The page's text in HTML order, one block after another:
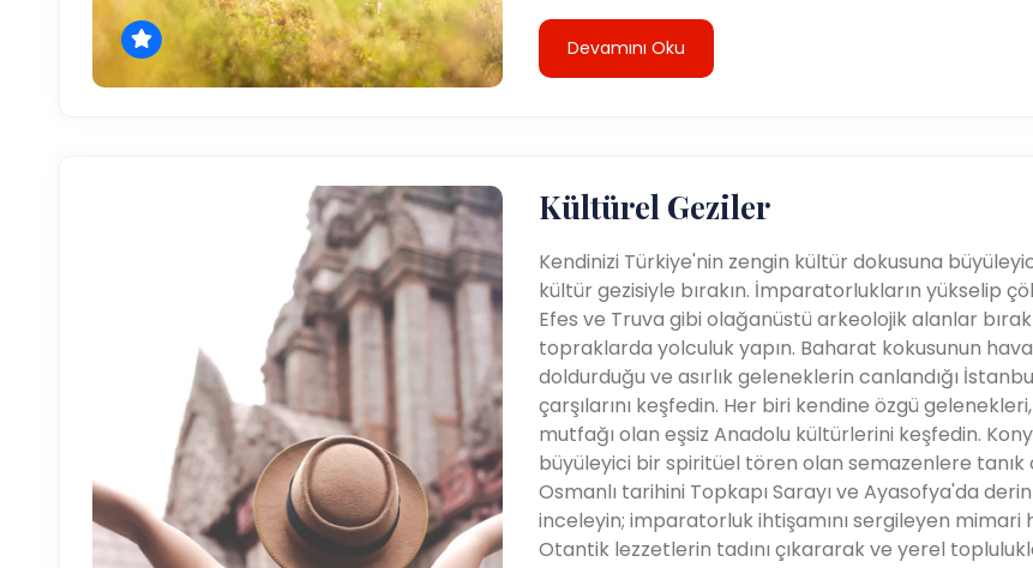
Devamını Oku
Kültürel Geziler
Kendinizi Türkiye'nin zengin kültür dokusuna
kültür gezisiyle bırakın. İmparatorlukların yükselip
Efes ve Truva gibi olağanüstü arkeolojik alanlar
topraklarda yolculuk yapın. Baharat kokusunun
doldurduğu ve asırlık geleneklerin canlandığı
çarşılarını keşfedin. Her biri kendine özgü
mutfağı olan eşsiz Anadolu kültürlerini keşfedin.
büyüleyici bir spiritüel tören olan semazenlere tanık
Osmanlı tarihini Topkapı Sarayı ve Ayasofya'da
inceleyin; imparatorluk ihtişamını sergileyen mimari
Otantik lezzetlerin tadını çıkararak ve yerel